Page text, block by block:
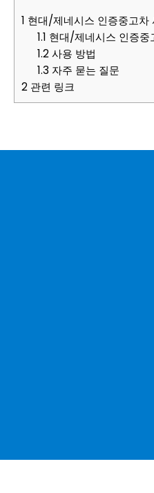
1 현대/제네시스 인증중고차
1.1 현대/제네시스 인증중
1.2사용 방법
1.3 자주 묻는 질문
2 관련 링크